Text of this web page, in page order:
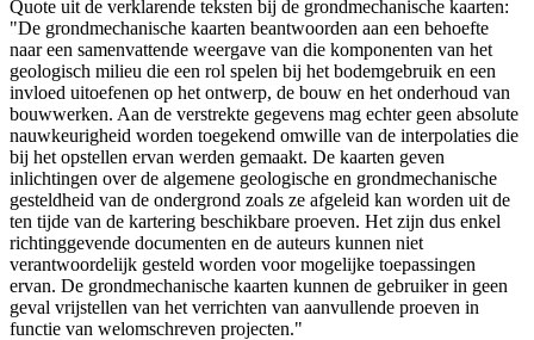
Quote uit de verklarende teksten bij de grondmechanische kaarten:
"De grondmechanische kaarten beantwoorden aan een behoefte
naar een samenvattende weergave van die komponenten van het
geologisch milieu die een rol spelen bij het bodemgebruik en een
invloed uitoefenen op het ontwerp, de bouw en het onderhoud van
bouwwerken. Aan de verstrekte gegevens mag echter geen absolute
nauwkeurigheid worden toegekend omwille van de interpolaties die
bij het opstellen ervan werden gemaakt. De kaarten geven
inlichtingen over de algemene geologische en grondmechanische
gesteldheid van de ondergrond zoals ze afgeleid kan worden uit de
ten tijde van de kartering beschikbare proeven. Het zijn dus enkel
richtinggevende documenten en de auteurs kunnen niet
verantwoordelijk gesteld worden voor mogelijke toepassingen
ervan. De grondmechanische kaarten kunnen de gebruiker in geen
geval vrijstellen van het verrichten van aanvullende proeven in
functie van welomschreven projecten."